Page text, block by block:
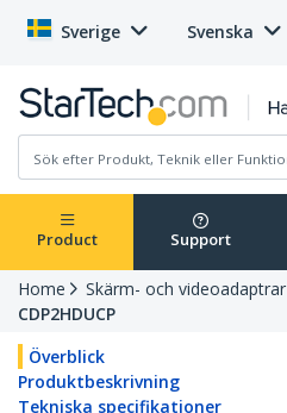
Sverige Svenska
Product Support
Home Skärm- och videoadaptrar
CDP2HDUCP
Överblick
Produktbeskrivning
Tekniska specifikationer